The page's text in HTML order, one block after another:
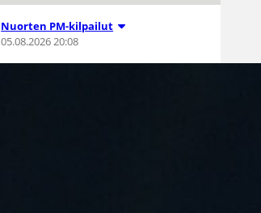
Nuorten PM-kilpailut
05.08.2026 20:08